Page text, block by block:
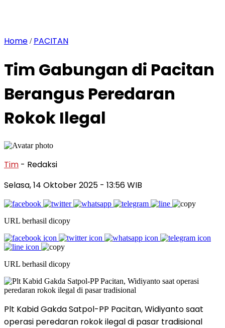
Home / PACITAN
Tim Gabungan di Pacitan
Berangus Peredaran
Rokok Ilegal
Tim - Redaksi
Selasa, 14 Oktober 2025 - 13:56 WIB
URL berhasil dicopy
URL berhasil dicopy
Plt Kabid Gakda Satpol-PP Pacitan, Widiyanto saat
operasi peredaran rokok ilegal di pasar tradisional